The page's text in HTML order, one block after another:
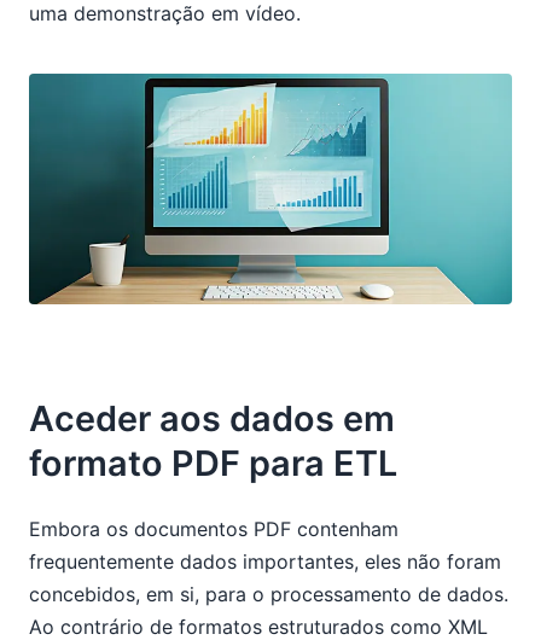
uma demonstração em vídeo.
Aceder aos dados em
formato PDF para ETL
Embora os documentos PDF contenham
frequentemente dados importantes, eles não foram
concebidos, em si, para o processamento de dados.
Ao contrário de formatos estruturados como XML